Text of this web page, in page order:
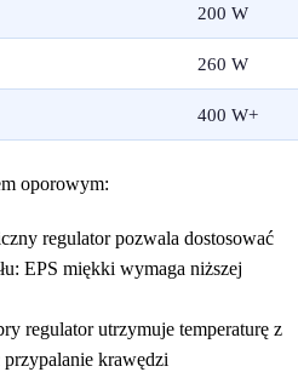
200 W
260 W
400 W+
oporowym:
regulator pozwala dostosować
EPS miękki wymaga niższej
regulator utrzymuje temperaturę z
przypalanie krawędzi